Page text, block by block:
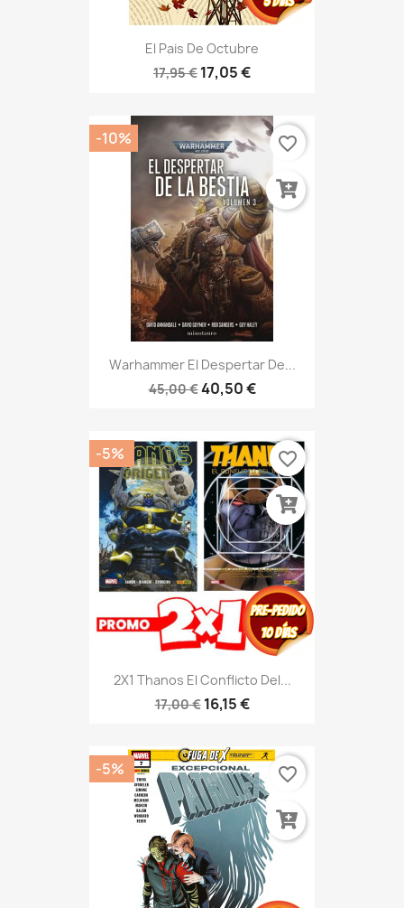
El Pais De Octubre
17,95 € 17,05 €
Warhammer El Despertar De...
45,00 €40,50 €
-10% favorite_border
2X1 Thanos El Conflicto Del...
17,00 € 16,15 €
-5% favorite_border
-5% favorite_border